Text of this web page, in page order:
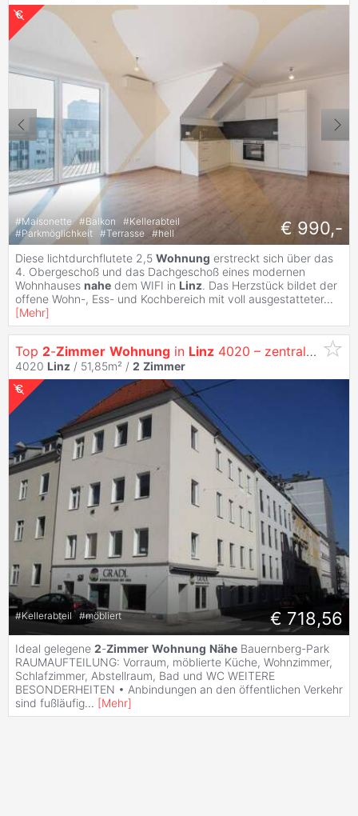
#Maisonette #Balkon #Kellerabteil
#Parkmöglichkeit #Terrasse #hell € 990,-
Diese lichtdurchflutete 2,5 Wohnung erstreckt sich über das
4. Obergeschoß und das Dachgeschoß eines modernen
Wohnhauses nahe dem WIFI in Linz. Das Herzstück bildet der
offene Wohn-, Ess- und Kochbereich mit voll ausgestatteter...
[Mehr]
Top 2-Zimmer Wohnung in Linz 4020 – zentrale Lage
4020 Linz / 51,85m² / 2 Zimmer
#Kellerabteil #möbliert € 718,56
Ideal gelegene 2-Zimmer Wohnung Nähe Bauernberg-Park
RAUMAUFTEILUNG: Vorraum, möblierte Küche, Wohnzimmer,
Schlafzimmer, Abstellraum, Bad und WC WEITERE
BESONDERHEITEN • Anbindungen an den öffentlichen Verkehr
sind fußläufig... [Mehr]